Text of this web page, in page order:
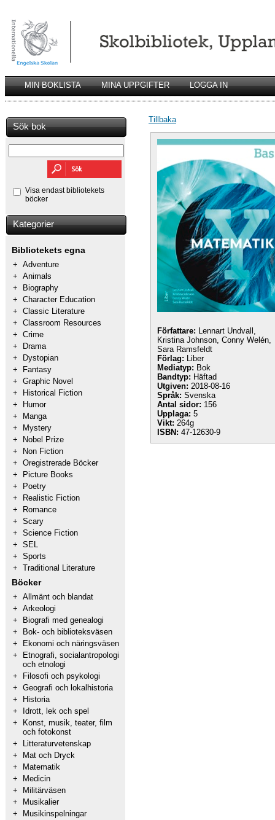
MIN BOKLISTA MINA UPPGIFTER LOGGA IN
Sök bok
Visa endast bibliotekets
böcker
Kategorier
Bibliotekets egna
+ Adventure
+ Animals
+
Biography
+ Character Education
+ Classic Literature
+ Classroom Resources
+ Crime
+
Drama
+
Dystopian
+
Fantasy
+ Graphic Novel
+
Historical Fiction
+
Humor
+
Manga
+
Mystery
+
Nobel Prize
+
Non Fiction
+ Oregistrerade Böcker
+
Picture Books
+
Poetry
+
Realistic Fiction
+
Romance
+ Scary
+ Science Fiction
+ SEL
+ Sports
+ Traditional Literature
Böcker
+ Allmänt och blandat
+ Arkeologi
+
Biografi med genealogi
+
Bok- och biblioteksväsen
+
Ekonomi och näringsväsen
+
Etnografi, socialantropologi
och etnologi
+
Filosofi och psykologi
+ Geografi och lokalhistoria
+
Historia
+
Idrott, lek och spel
+
Konst, musik, teater, film
och fotokonst
+
Litteraturvetenskap
+
Mat och Dryck
+
Matematik
+
Medicin
+
Militärväsen
+
Musikalier
+
Musikinspelningar
Tillbaka
Författare: Lennart Undvall,
Kristina Johnson, Conny Welén,
Sara Ramsfeldt
Förlag: Liber
Mediatyp: Bok
Bandtyp: Häftad
Utgiven: 2018-08-16
Språk: Svenska
Antal sidor: 156
Upplaga: 5
Vikt: 264g
ISBN: 47-12630-9